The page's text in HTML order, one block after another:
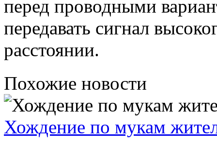
перед проводными
передавать сигнал
расстоянии.
Похожие новости
Хождение по мукам